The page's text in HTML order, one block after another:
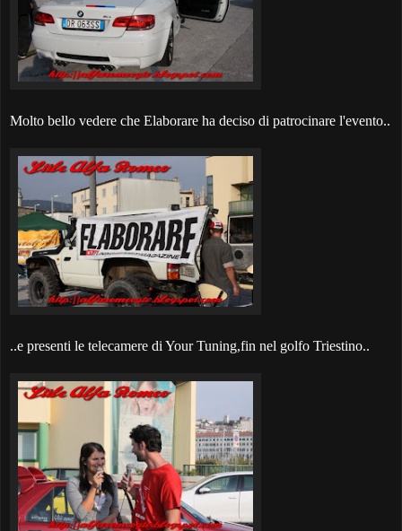
Molto bello vedere che Elaborare ha deciso di patrocinare l'evento..
..e presenti le telecamere di Your Tuning,fin nel golfo Triestino..